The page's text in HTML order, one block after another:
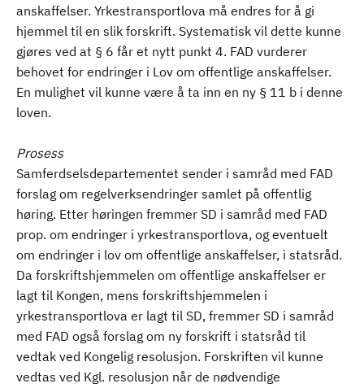
anskaffelser. Yrkestransportlova må endres for å gi
hjemmel til en slik forskrift. Systematisk vil dette kunne
gjøres ved at § 6 får et nytt punkt 4. FAD vurderer
behovet for endringer i Lov om offentlige anskaffelser.
En mulighet vil kunne være å ta inn en ny § 11 b i denne
loven.
Prosess
Samferdselsdepartementet sender i samråd med FAD
forslag om regelverksendringer samlet på offentlig
høring. Etter høringen fremmer SD i samråd med FAD
prop. om endringer i yrkestransportlova, og eventuelt
om endringer i lov om offentlige anskaffelser, i statsråd.
Da forskriftshjemmelen om offentlige anskaffelser er
lagt til Kongen, mens forskriftshjemmelen i
yrkestransportlova er lagt til SD, fremmer SD i samråd
med FAD også forslag om ny forskrift i statsråd til
vedtak ved Kongelig resolusjon. Forskriften vil kunne
vedtas ved Kgl. resolusjon når de nødvendige